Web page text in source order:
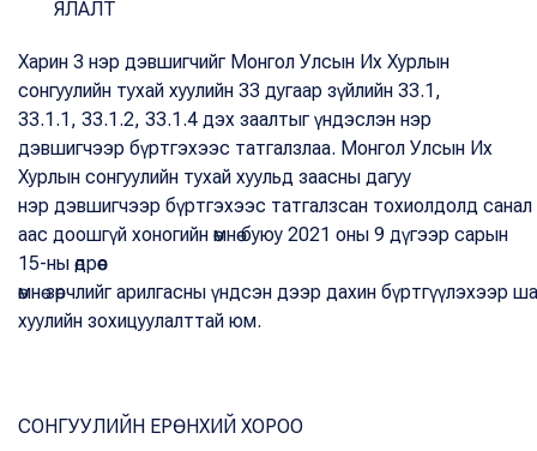
ЯЛАЛТ
Харин 3 нэр дэвшигчийг Монгол Улсын Их Хурлын
сонгуулийн тухай хуулийн 33 дугаар зүйлийн 33.1,
33.1.1, 33.1.2, 33.1.4 дэх заалтыг үндэслэн нэр
дэвшигчээр бүртгэхээс татгалзлаа. Монгол Улсын Их
Хурлын сонгуулийн тухай хуульд заасны дагуу
нэр дэвшигчээр бүртгэхээс татгалзсан тохиолдолд санал
аас доошгүй хоногийн өмнө буюу 2021 оны 9 дүгээр сарын
15-ны өдрөөс
өмнө зөрчлийг арилгасны үндсэн дээр дахин
хуулийн зохицуулалттай юм.
СОНГУУЛИЙН ЕРӨНХИЙ ХОРОО